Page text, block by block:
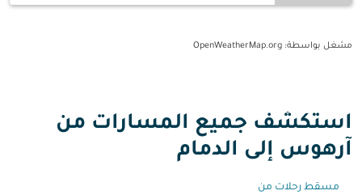
مشغل بواسطة: OpenWeatherMap.org
استكشف جميع المسارات من
آرهوس إلى الدمام
مسقط رحلات من